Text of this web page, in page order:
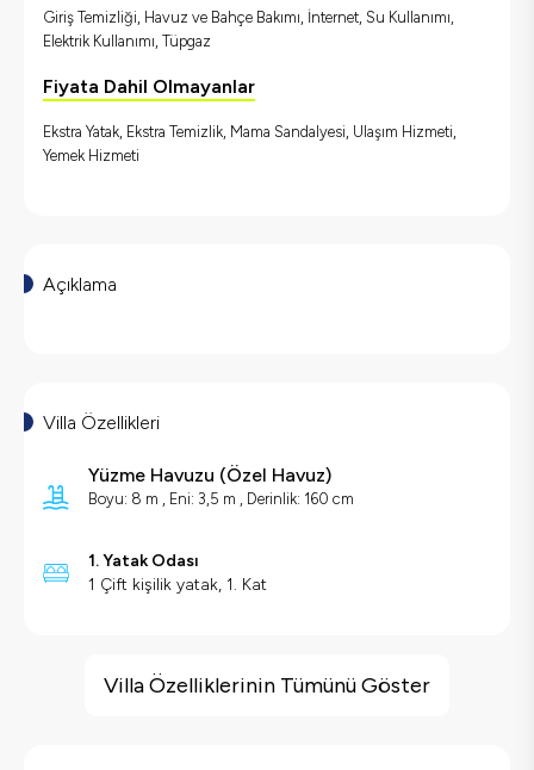
Giriş Temizliği, Havuz ve Bahçe Bakımı, İnternet, Su Kullanımı,
Elektrik Kullanımı, Tüpgaz
Fiyata Dahil Olmayanlar
Ekstra Yatak, Ekstra Temizlik, Mama Sandalyesi, Ulaşım Hizmeti,
Yemek Hizmeti
Açıklama
Villa Özellikleri
Yüzme Havuzu (Özel Havuz)
Boyu: 8 m , Eni: 3,5 m , Derinlik: 160 cm
1. Yatak Odası
1 Çift kişilik yatak, 1. Kat
BarbeküVilla Özelliklerinin Tümünü Göster